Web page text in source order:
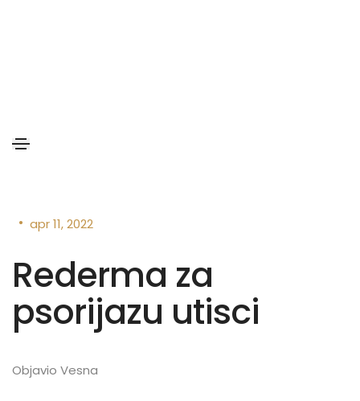
• apr 11, 2022
Rederma za
psorijazu utisci
Objavio Vesna